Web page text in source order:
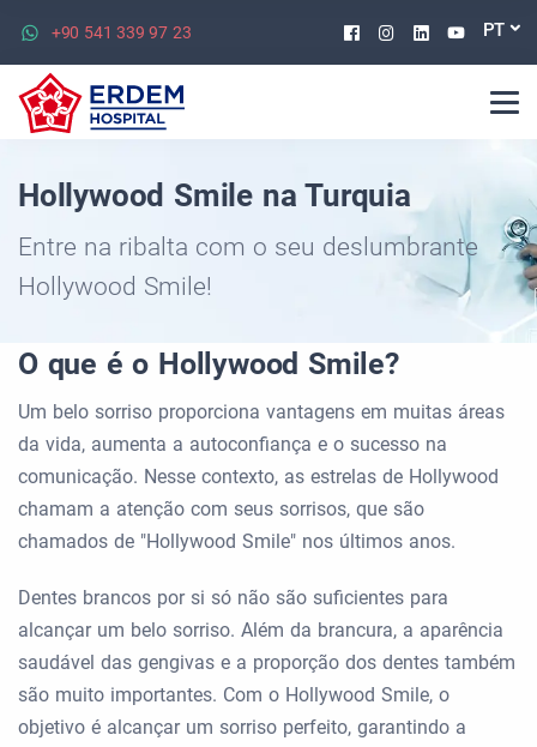
+90 541 339 97 23 Facebook
Instagram
Linkedin
PT
Hollywood Smile na Turquia
Entre na ribalta com o seu deslumbrante
Hollywood Smile!
O que é o Hollywood Smile?
Um belo sorriso proporciona vantagens em muitas áreas
da vida, aumenta a autoconfiança e o sucesso na
comunicação. Nesse contexto, as estrelas de Hollywood
chamam a atenção com seus sorrisos, que são
chamados de "Hollywood Smile" nos últimos anos.
Dentes brancos por si só não são suficientes para
alcançar um belo sorriso. Além da brancura, a aparência
saudável das gengivas e a proporção dos dentes também
são muito importantes. Com o Hollywood Smile, o
objetivo é alcançar um sorriso perfeito, garantindo a